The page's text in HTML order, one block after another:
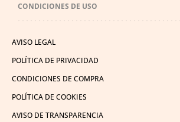
CONDICIONES DE USO
AVISO LEGAL
POLÍTICA DE PRIVACIDAD
CONDICIONES DE COMPRA
POLÍTICA DE COOKIES
AVISO DE TRANSPARENCIA